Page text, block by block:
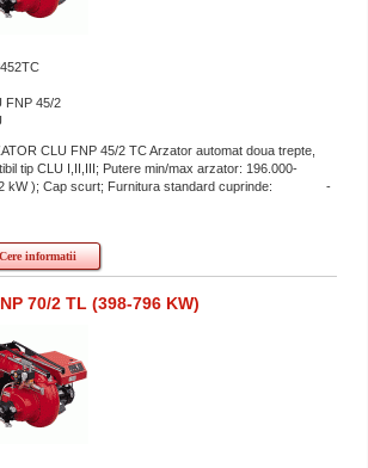
FNP 45/2
CLU FNP 45/2 TC Arzator automat doua trepte,
tip CLU I,II,III; Putere min/max arzator: 196.000-
kW ); Cap scurt; Furnitura standard cuprinde: -
informatii
70/2 TL (398-796 KW)